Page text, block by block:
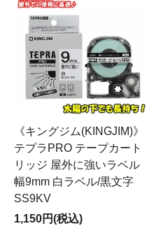
《キングジム(KINGJIM)》
テプラPRO テープカート
リッジ 屋外に強いラベル
幅9mm 白ラベル/黒文字
SS9KV
1,150円(税込)